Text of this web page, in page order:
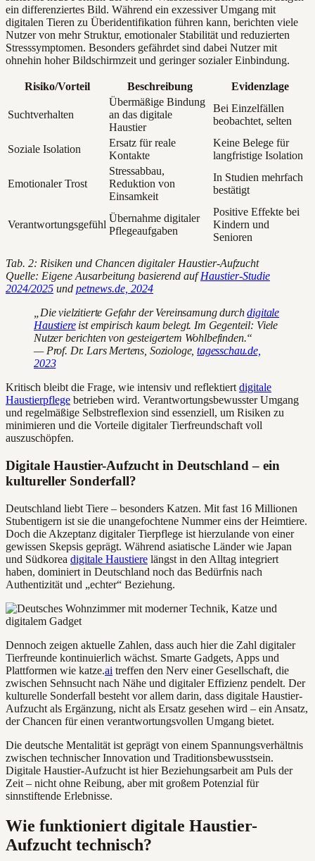
ein differenziertes Bild. Während ein exzessiver Umgang mit
digitalen Tieren zu Überidentifikation führen kann, berichten viele
Nutzer von mehr Struktur, emotionaler Stabilität und reduzierten
Stresssymptomen. Besonders gefährdet sind dabei Nutzer mit
ohnehin hoher Bildschirmzeit und geringer sozialer Einbindung.
Risiko/Vorteil Beschreibung Evidenzlage
Suchtverhalten
Übermäßige Bindung
an das digitale
Haustier
Bei Einzelfällen
beobachtet, selten
Soziale Isolation
Ersatz für reale
Kontakte
Keine Belege für
langfristige Isolation
Emotionaler Trost
Stressabbau,
Reduktion von
Einsamkeit
In Studien mehrfach
bestätigt
Verantwortungsgefühl
Übernahme digitaler
Pflegeaufgaben
Positive Effekte bei
Kindern und
Senioren
Tab. 2: Risiken und Chancen digitaler Haustier-Aufzucht
Quelle: Eigene Ausarbeitung basierend aufHaustier-Studie
2024/2025 und petnews.de, 2024
„Die vielzitierte Gefahr der Vereinsamung durchdigitale
Haustiereist empirisch kaum belegt. Im Gegenteil: Viele
Nutzer berichten von gesteigertem Wohlbefinden.“
— Prof. Dr. Lars Mertens, Soziologe,tagesschau.de,
2023
Kritisch bleibt die Frage, wie intensiv und reflektiert digitale
Haustierpflege betrieben wird. Verantwortungsbewusster Umgang
und regelmäßige Selbstreflexion sind essenziell, um Risiken zu
minimieren und die Vorteile digitaler Tierfreundschaft voll
auszuschöpfen.
Digitale Haustier-Aufzucht in Deutschland – ein
kultureller Sonderfall?
Deutschland liebt Tiere – besonders Katzen. Mit fast 16 Millionen
Stubentigern ist sie die unangefochtene Nummer eins der Heimtiere.
Doch die Akzeptanz digitaler Tierpflege ist hierzulande von einer
gewissen Skepsis geprägt. Während asiatische Länder wie Japan
und Südkorea digitale Haustiere längst in den Alltag integriert
haben, dominiert in Deutschland noch das Bedürfnis nach
Authentizität und „echter“ Beziehung.
Dennoch zeigen aktuelle Zahlen, dass auch hier die Zahl digitaler
Tierfreunde kontinuierlich wächst. Smarte Gadgets, Apps und
Plattformen wie katze.ai treffen den Nerv einer Gesellschaft, die
zwischen Sehnsucht nach Nähe und digitaler Effizienz pendelt. Der
kulturelle Sonderfall besteht vor allem darin, dass digitale Haustier-
Aufzucht als Ergänzung, nicht als Ersatz gesehen wird – ein Ansatz,
der Chancen für einen verantwortungsvollen Umgang bietet.
Die deutsche Mentalität ist geprägt von einem Spannungsverhältnis
zwischen technischer Innovation und Traditionsbewusstsein.
Digitale Haustier-Aufzucht ist hier Beziehungsarbeit am Puls der
Zeit – nicht ohne Reibung, aber mit großem Potenzial für
sinnstiftende Erlebnisse.
Wie funktioniert digitale Haustier-
Aufzucht technisch?